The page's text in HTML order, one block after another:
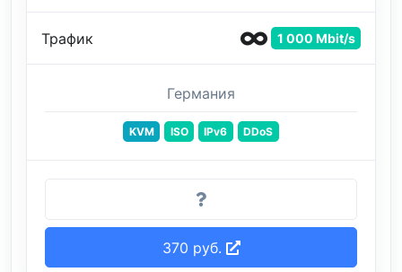
Трафик 1 000 Mbit/s
Германия
KVM ISO IPv6 DDoS
370 руб.